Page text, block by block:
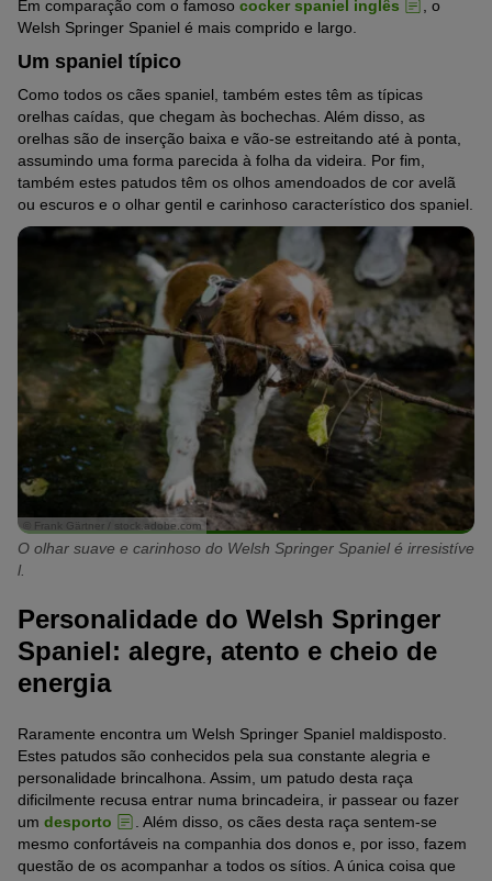
Em comparação com o famoso cocker spaniel inglês
, o
Welsh Springer Spaniel é mais comprido e largo.
Um spaniel típico
Como todos os cães spaniel, também estes têm as típicas
orelhas caídas, que chegam às bochechas. Além disso, as
orelhas são de inserção baixa e vão-se estreitando até à ponta,
assumindo uma forma parecida à folha da videira. Por fim,
também estes patudos têm os olhos amendoados de cor avelã
ou escuros e o olhar gentil e carinhoso característico dos spaniel.
© Frank Gärtner / stock.adobe.com
O olhar suave e carinhoso do Welsh Springer Spaniel é irresistíve
l.
Personalidade do Welsh Springer
Spaniel: alegre, atento e cheio de
energia
Raramente encontra um Welsh Springer Spaniel maldisposto.
Estes patudos são conhecidos pela sua constante alegria e
personalidade brincalhona. Assim, um patudo desta raça
dificilmente recusa entrar numa brincadeira, ir passear ou fazer
um desporto
. Além disso, os cães desta raça sentem-se
mesmo confortáveis na companhia dos donos e, por isso, fazem
questão de os acompanhar a todos os sítios. A única coisa que